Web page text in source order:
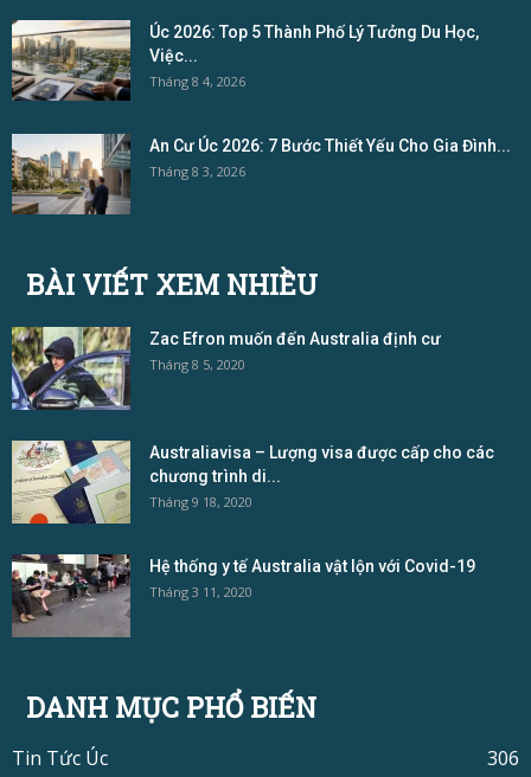
Úc 2026: Top 5 Thành Phố Lý Tưởng Du Học,
Việc...
Tháng 8 4, 2026
An Cư Úc 2026: 7 Bước Thiết Yếu Cho Gia Đình...
Tháng 8 3, 2026
BÀI VIẾT XEM NHIỀU
Zac Efron muốn đến Australia định cư
Tháng 8 5, 2020
Australiavisa – Lượng visa được cấp cho các
chương trình di...
Tháng 9 18, 2020
Hệ thống y tế Australia vật lộn với Covid-19
Tháng 3 11, 2020
DANH MỤC PHỔ BIẾN
Tin Tức Úc
306